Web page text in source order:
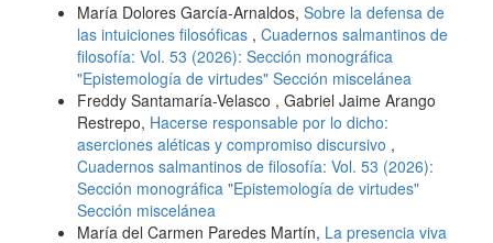
María Dolores García-Arnaldos, Sobre la defensa de
las intuiciones filosóficas , Cuadernos salmantinos de
filosofía: Vol. 53 (2026): Sección monográfica
"Epistemología de virtudes" Sección miscelánea
Freddy Santamaría-Velasco , Gabriel Jaime Arango
Restrepo, Hacerse responsable por lo dicho:
aserciones aléticas y compromiso discursivo ,
Cuadernos salmantinos de filosofía: Vol. 53 (2026):
Sección monográfica "Epistemología de virtudes"
Sección miscelánea
María del Carmen Paredes Martín, La presencia viva